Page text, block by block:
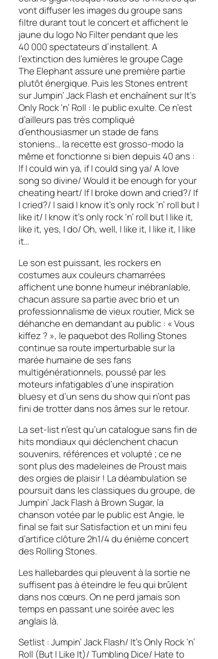
vont diffuser les images du groupe sans
filtre durant tout le concert et affichent le
jaune du logo No Filterpendant que les
40 000 spectateurs d’installent. A
l’extinction des lumières le groupeCage
The Elephantassure une première partie
plutôt énergique. Puis lesStonesentrent
surJumpin’ Jack Flashet enchaînent surIt’s
Only Rock ‘n’ Roll : le public exulte. Ce n’est
d’ailleurs pas très compliqué
d’enthousiasmer un stade de fans
stoniens… la recette est grosso-modo la
même et fonctionne si bien depuis 40 ans :
If I could win ya, if I could sing ya/ A love
song so divine/ Would it be enough for your
cheating heart/ If I broke down and cried?/ If
I cried?/ I said I know it’s only rock ‘n’ roll but I
like it/ I know it’s only rock ‘n’ roll but I like it,
like it, yes, I do/ Oh, well, I like it, I like it, I like
it…
Le son est puissant, les rockers en
costumes aux couleurs chamarrées
affichent une bonne humeur inébranlable,
chacun assure sa partie avec brio et un
professionnalisme de vieux routier, Mick se
déhanche en demandant au public : « Vous
kiffez ? », le paquebot des Rolling Stones
continue sa route imperturbable sur la
marée humaine de ses fans
multigénérationnels, poussé par les
moteurs infatigables d’une inspiration
bluesyet d’un sens du show qui n’ont pas
fini de trotter dans nos âmes sur le retour.
La set-listn’est qu’un catalogue sans fin de
hits mondiaux qui déclenchent chacun
souvenirs, références et volupté ; ce ne
sont plus des madeleines de Proust mais
des orgies de plaisir ! La déambulation se
poursuit dans les classiques du groupe, de
Jumpin’ Jack Flashà Brown Sugar, la
chanson votée par le public estAngie, le
final se fait surSatisfactionet un mini feu
d’artifice clôture 2h1/4 du énième concert
des Rolling Stones.
Les hallebardes qui pleuvent à la sortie ne
suffisent pas à éteindre le feu qui brûlent
dans nos cœurs. On ne perd jamais son
temps en passant une soirée avec les
anglais là.
Setlist : Jumpin’ Jack Flash/ It’s Only Rock ‘n’
Roll (But I Like It)/ Tumbling Dice/ Hate to